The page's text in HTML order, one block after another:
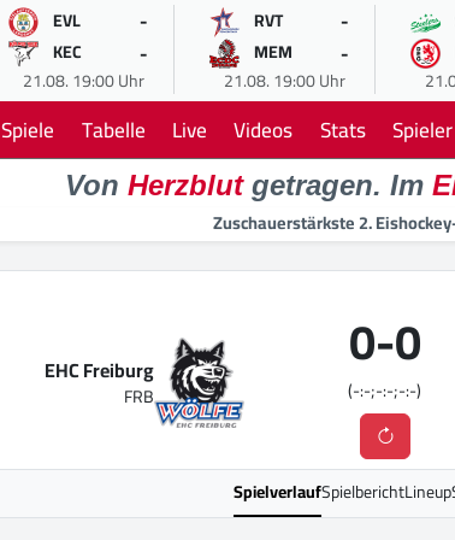
EVL -
KEC -
21.08. 19:00 Uhr
RVT -
MEM -
21.08. 19:00 Uhr
Spiele Tabelle Live Videos Stats Spieler
Von Herzblutgetragen. Im
Zuschauerstärkste 2.
EHC Freiburg
FRB
0-0
(-:-;-:-;-:-)
SpielverlaufSpielberichtLineup